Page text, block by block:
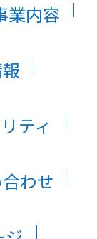
業内容
ティ
わせ